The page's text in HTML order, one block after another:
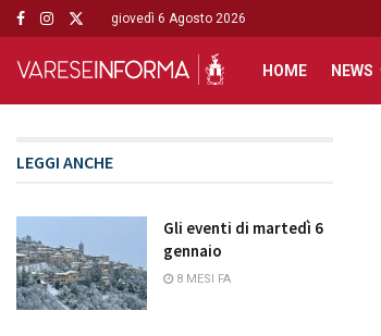
giovedì 6 Agosto 2026
HOME NEWS
LEGGI ANCHE
Gli eventi di martedì 6
gennaio
8 MESI FA